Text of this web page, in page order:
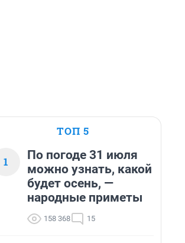
ТОП 5
1
По погоде 31 июля
можно узнать, какой
будет осень, —
народные приметы
158 368 15